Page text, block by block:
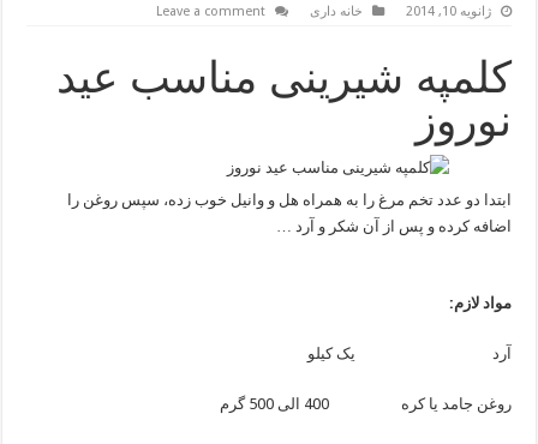
ژانویه 10, 2014 خانه داری Leave a comment
کلمپه شیرینی مناسب عید
نوروز
ابتدا دو عدد تخم مرغ را به همراه هل و وانیل خوب زده، سپس روغن را
اضافه کرده و پس از آن شکر و آرد …
مواد لازم:
آرد یک کیلو
روغن جامد یا کره 400 الی 500 گرم